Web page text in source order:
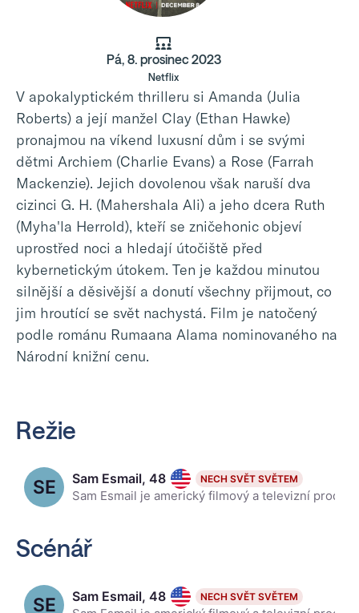
Pá, 8. prosinec 2023
Netflix
V apokalyptickém thrilleru si Amanda (Julia
Roberts) a její manžel Clay (Ethan Hawke)
pronajmou na víkend luxusní dům i se svými
dětmi Archiem (Charlie Evans) a Rose (Farrah
Mackenzie). Jejich dovolenou však naruší dva
cizinci G. H. (Mahershala Ali) a jeho dcera Ruth
(Myha'la Herrold), kteří se zničehonic objeví
uprostřed noci a hledají útočiště před
kybernetickým útokem. Ten je každou minutou
silnější a děsivější a donutí všechny přijmout, co
jim hroutící se svět nachystá. Film je natočený
podle románu Rumaana Alama nominovaného na
Národní knižní cenu.
Režie
SE Sam Esmail, 48 NECH SVĚT SVĚTEM
Scénář
SE Sam Esmail, 48 NECH SVĚT SVĚTEM